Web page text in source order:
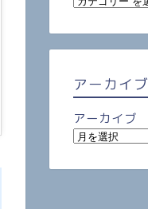
アーカイブ
アーカイブ